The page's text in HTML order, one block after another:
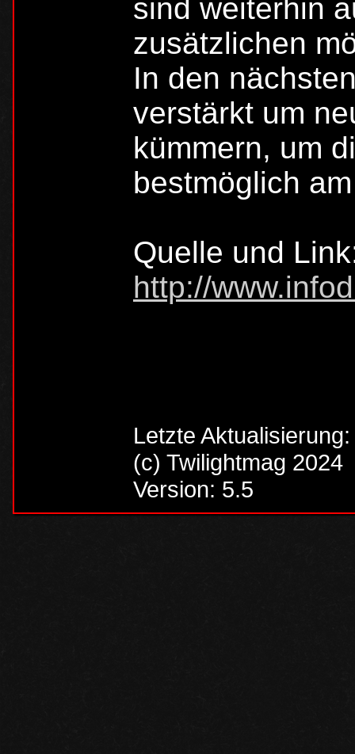
sind weiterhin
zusätzlichen
In den
verstärkt um
kümmern, um
bestmöglich
Quelle und
http://
Letzte
(c) Twilightmag 2024
Version: 5.5